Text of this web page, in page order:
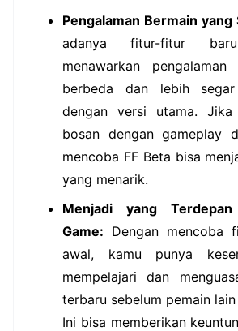
Pengalaman Bermain yang
adanya fitur-fitur
menawarkan
berbeda dan lebih segar
dengan versi utama. Jika
bosan dengan gameplay
mencoba FF Beta bisa
yang menarik.
Menjadi yang
Game: Dengan mencoba
awal, kamu punya
mempelajari dan
terbaru sebelum pemain
Ini bisa memberikan